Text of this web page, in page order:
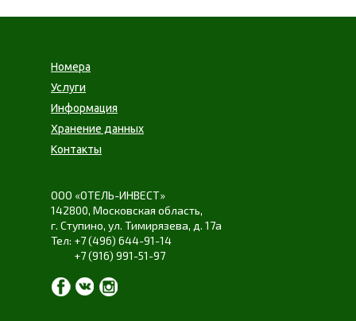
Номера
Услуги
Информация
Хранение данных
Контакты
ООО «ОТЕЛЬ-ИНВЕСТ»
142800, Московская область,
г. Ступино, ул. Тимирязева, д. 17а
+7 (496) 644-91-14
+7 (916) 991-51-97